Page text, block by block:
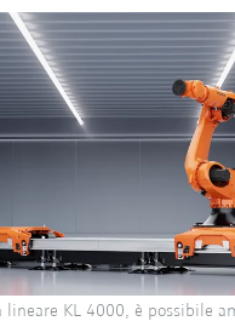
lineare KL 4000, è possibile